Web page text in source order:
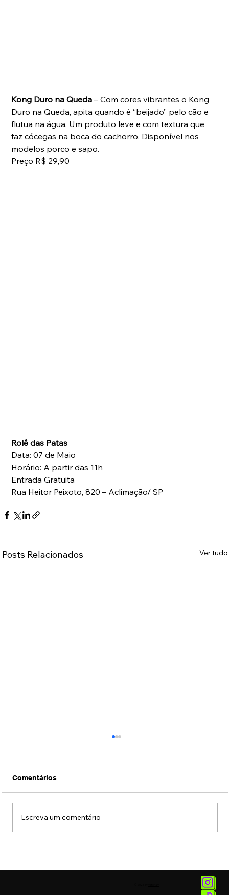
Kong Duro na Queda – Com cores vibrantes o Kong
Duro na Queda, apita quando é “beijado” pelo cão e
flutua na água. Um produto leve e com textura que
faz cócegas na boca do cachorro. Disponível nos
modelos porco e sapo.
Preço R$ 29,90
Rolê das Patas
Data: 07 de Maio
Horário: A partir das 11h
Entrada Gratuita
Rua Heitor Peixoto, 820 – Aclimação/ SP
Posts Relacionados Ver tudo
Comentários
Escreva um comentário